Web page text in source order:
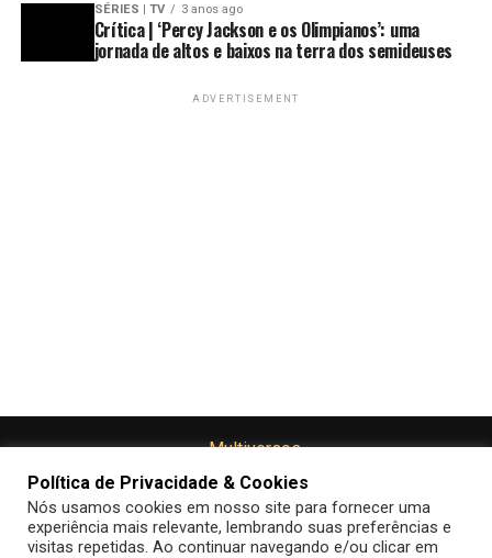
SÉRIES | TV 3 anos ago
Crítica | ‘Percy Jackson e os Olimpianos’: uma
jornada de altos e baixos na terra dos semideuses
ADVERTISEMENT
Política de Privacidade & Cookies
Nós usamos cookies em nosso site para fornecer uma
experiência mais relevante, lembrando suas preferências e
visitas repetidas. Ao continuar navegando e/ou clicar em